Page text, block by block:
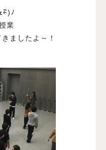
こんにちは！阿部ですヽ(*￫ิܫ￩ิ)ﾉ
業
ましたよ～！